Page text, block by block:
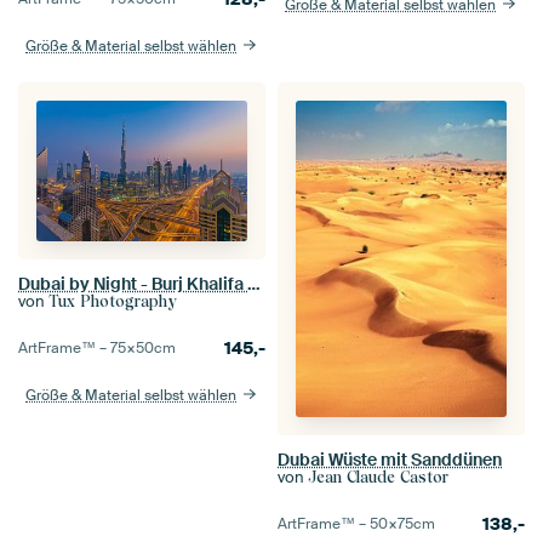
Größe & Material selbst wählen
Größe & Material selbst wählen
Dubai by Night - Burj Khalifa en Downtown Dubai - 1
von Tux Photography
ArtFrame™ –75×50cm 145,-
Größe & Material selbst wählen
Dubai Wüste mit Sanddünen
von Jean Claude Castor
ArtFrame™ –50×75cm 138,-